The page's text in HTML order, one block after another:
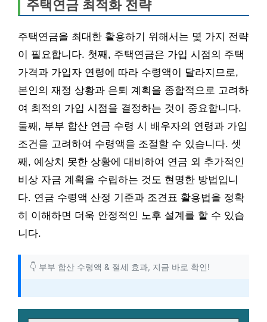
주택연금 최적화 전략
주택연금을 최대한 활용하기 위해서는 몇 가지 전략
이 필요합니다. 첫째, 주택연금은 가입 시점의 주택
가격과 가입자 연령에 따라 수령액이 달라지므로,
본인의 재정 상황과 은퇴 계획을 종합적으로 고려하
여 최적의 가입 시점을 결정하는 것이 중요합니다.
둘째, 부부 합산 연금 수령 시 배우자의 연령과 가입
조건을 고려하여 수령액을 조절할 수 있습니다. 셋
째, 예상치 못한 상황에 대비하여 연금 외 추가적인
비상 자금 계획을 수립하는 것도 현명한 방법입니
다. 연금 수령액 산정 기준과 조견표 활용법을 정확
히 이해하면 더욱 안정적인 노후 설계를 할 수 있습
니다.
👇 부부 합산 수령액 & 절세 효과, 지금 바로 확인!